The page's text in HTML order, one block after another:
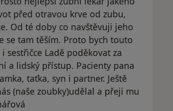
před otravou krve od zubu,
Od té doby co navštěvuji jeho
se tam těším. Proto bych touto
sestřičce Ladě poděkovat za
a lidský přístup. Pacienty pana
taťka, syn i partner. Ještě
(naše zoubky)udělal a přeji mu